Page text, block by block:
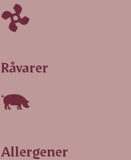
Råvarer
Allergener